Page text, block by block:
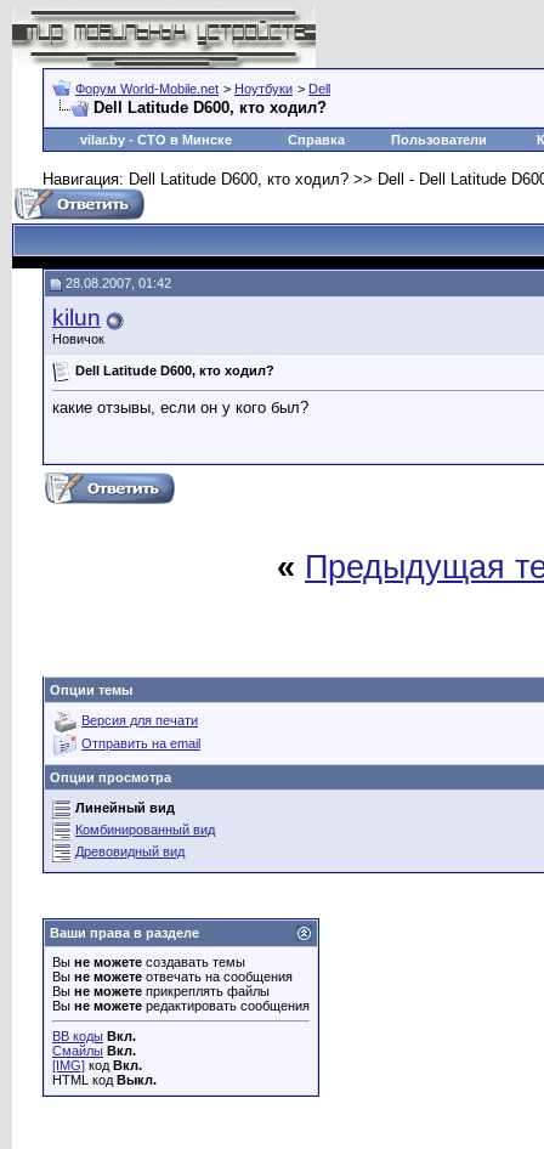
Форум World-Mobile.net > Ноутбуки > Dell
Dell Latitude D600, кто ходил?
vilar.by - СТО в Минске Справка Пользователи
Навигация: Dell Latitude D600, кто ходил? >> Dell - Dell Latitude
28.08.2007, 01:42
kilun
Новичок
Dell Latitude D600, кто ходил?
какие отзывы, если он у кого был?
« Предыдущая
Опции темы
Версия для печати
Отправить на email
Опции просмотра
Линейный вид
Комбинированный вид
Древовидный вид
Ваши права в разделе
Вы не можете создавать темы
Вы не можете отвечать на сообщения
Вы не можете прикреплять файлы
Вы не можете редактировать сообщения
BB коды Вкл.
Смайлы Вкл.
[IMG] код Вкл.
HTML код Выкл.